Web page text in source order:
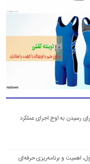
رسیدن به اوج اجرای عملکرد
اهمیت و برنامه‌ریزی حرفه‌ای